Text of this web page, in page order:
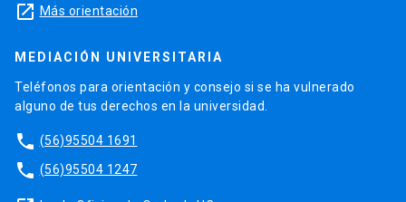
launch Más orientación
MEDIACIÓN UNIVERSITARIA
Teléfonos para orientación y consejo si se ha vulnerado
alguno de tus derechos en la universidad.
phone (56)95504 1691
phone (56)95504 1247